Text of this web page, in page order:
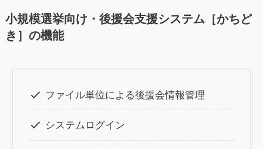
小規模選挙向け・後援会支援システム［かちど
き］の機能
ファイル単位による後援会情報管理
システムログイン